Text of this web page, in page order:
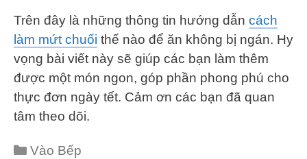
Trên đây là những thông tin hướng dẫn cách
làm mứt chuối thế nào để ăn không bị ngán. Hy
vọng bài viết này sẽ giúp các bạn làm thêm
được một món ngon, góp phần phong phú cho
thực đơn ngày tết. Cảm ơn các bạn đã quan
tâm theo dõi.
Categories
Vào Bếp